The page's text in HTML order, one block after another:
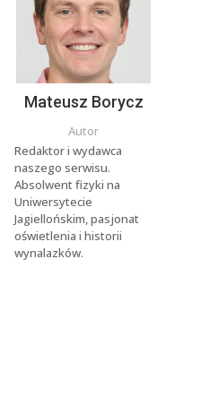
Mateusz Borycz
Autor
Redaktor i wydawca
naszego serwisu.
Absolwent fizyki na
Uniwersytecie
Jagiellońskim, pasjonat
oświetlenia i historii
wynalazków.